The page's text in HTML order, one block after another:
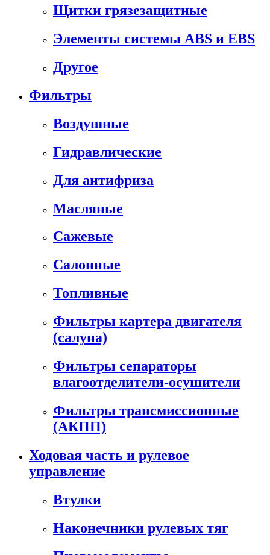
Щитки грязезащитные
Элементы системы ABS и EBS
Другое
Фильтры
Воздушные
Гидравлические
Для антифриза
Масляные
Сажевые
Салонные
Топливные
Фильтры картера двигателя
(салуна)
Фильтры сепараторы
влагоотделители-осушители
Фильтры трансмиссионные
(АКПП)
Ходовая часть и рулевое
управление
Втулки
Наконечники рулевых тяг